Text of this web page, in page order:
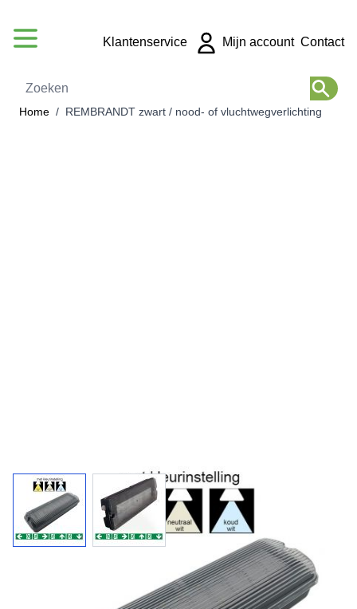
Zoeken
Klantenservice Mijn account Contact
Home / REMBRANDT zwart / nood- of vluchtwegverlichting
REMBRANDT zwart / nood- of
vluchtwegverlichting